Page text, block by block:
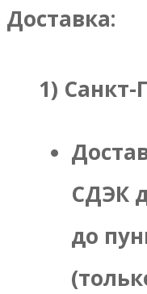
Доставка:
1)
СДЭК
до